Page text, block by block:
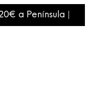
a Península |